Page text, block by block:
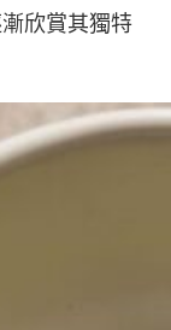
欣賞其獨特